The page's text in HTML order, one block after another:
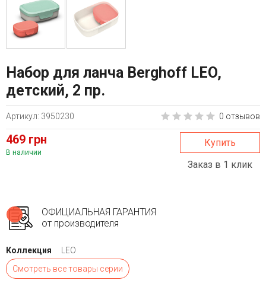
Набор для ланча Berghoff LEO,
детский, 2 пр.
Артикул: 3950230 0 отзывов
469 грн
В наличии
Купить
Заказ в 1 клик
ОФИЦИАЛЬНАЯ ГАРАНТИЯ
от производителя
Коллекция
LEO
Смотреть все товары серии